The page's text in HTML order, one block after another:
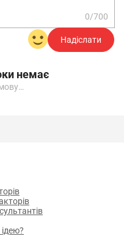
0/700
Надіслати
немає